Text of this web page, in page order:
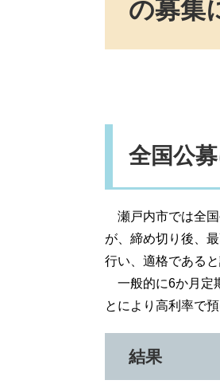
の募集
全国公
瀬戸内市では全国
が、締め切り後、
行い、適格である
一般的に6か月定
とにより高利率で
結果